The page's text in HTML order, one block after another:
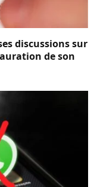
discussions sur
de son